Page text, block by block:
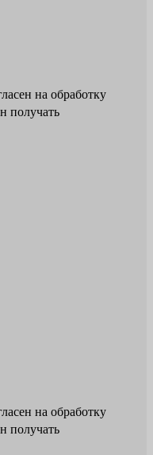
на обработку
получать
на обработку
получать